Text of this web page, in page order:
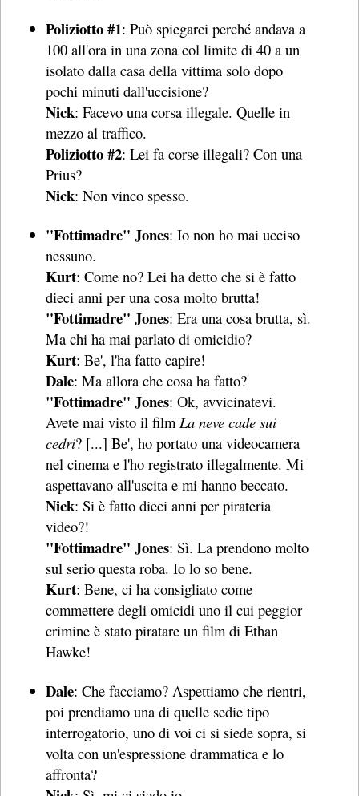
Poliziotto #1: Può spiegarci perché andava a
100 all'ora in una zona col limite di 40 a un
isolato dalla casa della vittima solo dopo
pochi minuti dall'uccisione?
Nick: Facevo una corsa illegale. Quelle in
mezzo al traffico.
Poliziotto #2: Lei fa corse illegali? Con una
Prius?
Nick: Non vinco spesso.
"Fottimadre" Jones: Io non ho mai ucciso
nessuno.
Kurt: Come no? Lei ha detto che si è fatto
dieci anni per una cosa molto brutta!
"Fottimadre" Jones: Era una cosa brutta, sì.
Ma chi ha mai parlato di omicidio?
Kurt: Be', l'ha fatto capire!
Dale: Ma allora che cosa ha fatto?
"Fottimadre" Jones: Ok, avvicinatevi.
Avete mai visto il filmLa neve cade sui
cedri? [...] Be', ho portato una videocamera
nel cinema e l'ho registrato illegalmente. Mi
aspettavano all'uscita e mi hanno beccato.
Nick: Si è fatto dieci anni per pirateria
video?!
"Fottimadre" Jones: Sì. La prendono molto
sul serio questa roba. Io lo so bene.
Kurt: Bene, ci ha consigliato come
commettere degli omicidi uno il cui peggior
crimine è stato piratare un film di Ethan
Hawke!
Dale: Che facciamo? Aspettiamo che rientri,
poi prendiamo una di quelle sedie tipo
interrogatorio, uno di voi ci si siede sopra, si
volta con un'espressione drammatica e lo
affronta?